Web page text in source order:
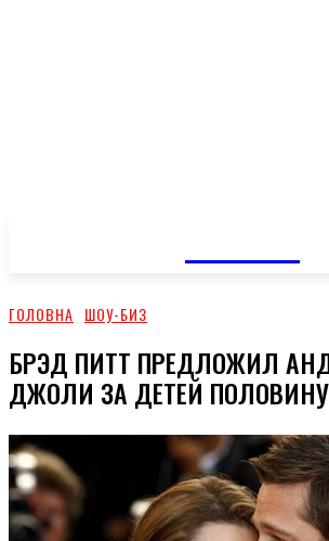
ГОЛОВНА ШОУ-БИЗ
БРЭД ПИТТ ПРЕДЛОЖИЛ
ДЖОЛИ ЗА ДЕТЕЙ